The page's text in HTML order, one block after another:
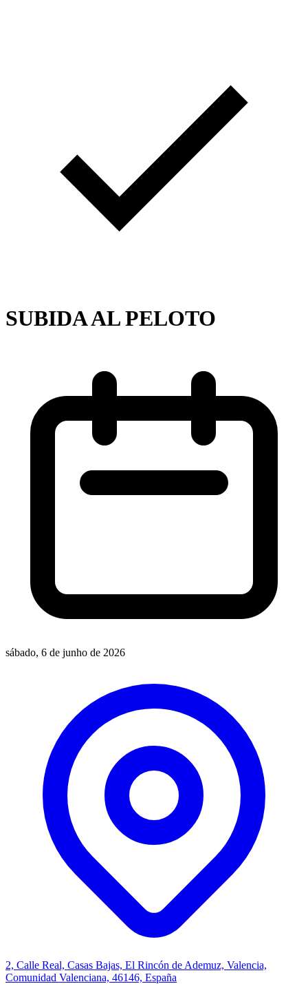
SUBIDA AL PELOTO
sábado, 6 de junho de 2026
2, Calle Real, Casas Bajas, El Rincón de Ademuz, Valencia,
Comunidad Valenciana, 46146, España